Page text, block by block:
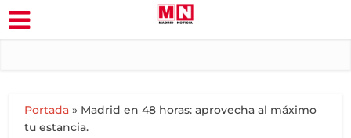
Portada » Madrid en 48 horas: aprovecha al máximo
tu estancia.